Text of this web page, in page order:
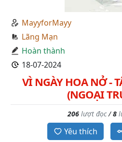
MayyforMayy
Lãng Mạn
Hoàn thành
18-07-2024
VÌ NGÀY HOA NỞ -
(NGOẠI
206 lượt đọc/8
Yêu thích